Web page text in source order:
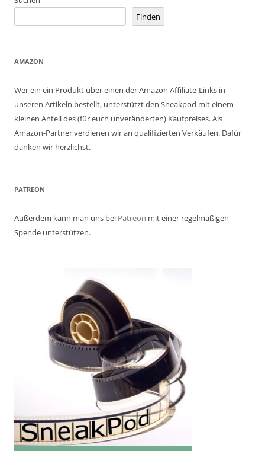
Finden
AMAZON
Wer ein ein Produkt über einen der Amazon Affiliate-Links in
unseren Artikeln bestellt, unterstützt den Sneakpod mit einem
kleinen Anteil des (für euch unveränderten) Kaufpreises. Als
Amazon-Partner verdienen wir an qualifizierten Verkäufen. Dafür
danken wir herzlichst.
PATREON
Außerdem kann man uns bei Patreon mit einer regelmäßigen
Spende unterstützen.